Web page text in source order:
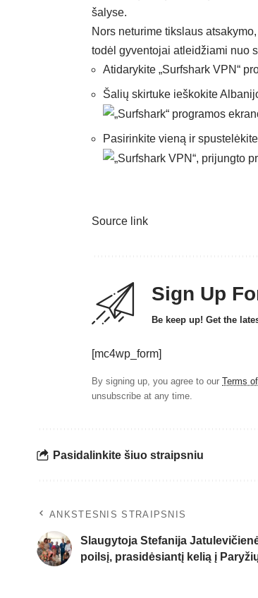
šalyse.
Nors neturime tikslaus
todėl gyventojai atleidžiami nuo
Atidarykite „Surfshark VPN“
Šalių skirtuke ieškokite
Pasirinkite vieną ir
Source link
Sign Up
Be keep up! Get the
[mc4wp_form]
By signing up, you agree to our Terms
unsubscribe at any time.
Pasidalinkite šiuo straipsniu
ANKSTESNIS STRAIPSNIS
Slaugytoja Stefanija
poilsį, prasidėsiantį kelią į